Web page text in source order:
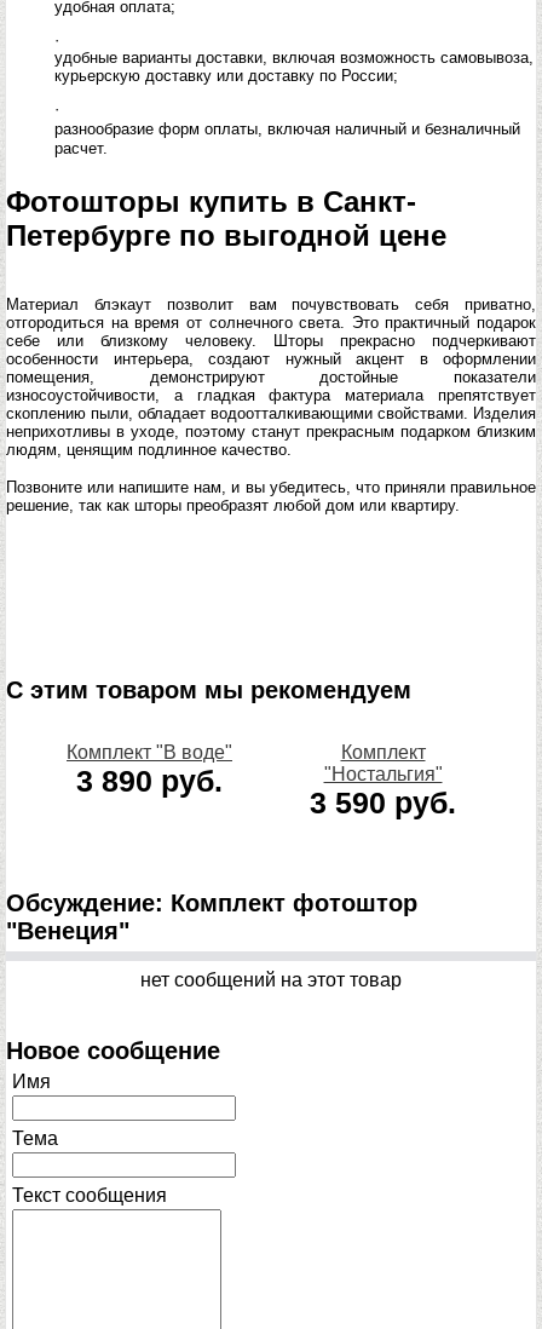
удобная оплата;
·
удобные варианты доставки, включая возможность самовывоза,
курьерскую доставку или доставку по России;
·
разнообразие форм оплаты, включая наличный и безналичный
расчет.
Фотошторы купить в Санкт-
Петербурге по выгодной цене
Материал блэкаут позволит вам почувствовать себя приватно,
отгородиться на время от солнечного света. Это практичный подарок
себе или близкому человеку. Шторы прекрасно подчеркивают
особенности интерьера, создают нужный акцент в оформлении
помещения, демонстрируют достойные показатели
износоустойчивости, а гладкая фактура материала препятствует
скоплению пыли, обладает водоотталкивающими свойствами. Изделия
неприхотливы в уходе, поэтому станут прекрасным подарком близким
людям, ценящим подлинное качество.
Позвоните или напишите нам, и вы убедитесь, что приняли правильное
решение, так как шторы преобразят любой дом или квартиру.
С этим товаром мы рекомендуем
Комплект "В воде"
3 890 руб.
Комплект
"Ностальгия"
3 590 руб.
Обсуждение: Комплект фотоштор
"Венеция"
нет сообщений на этот товар
Новое сообщение
Имя
Тема
Текст сообщения